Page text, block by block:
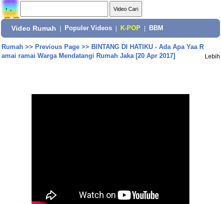
Video Rumah Populer Videos K-POP BBM
Rumah>> Previous Page>> BINTANG DI HATIKU - Ada Apa Yaa R
amai ramai Warga Mendatangi Rumah Jaka [20 Apr 2017]
Lebih